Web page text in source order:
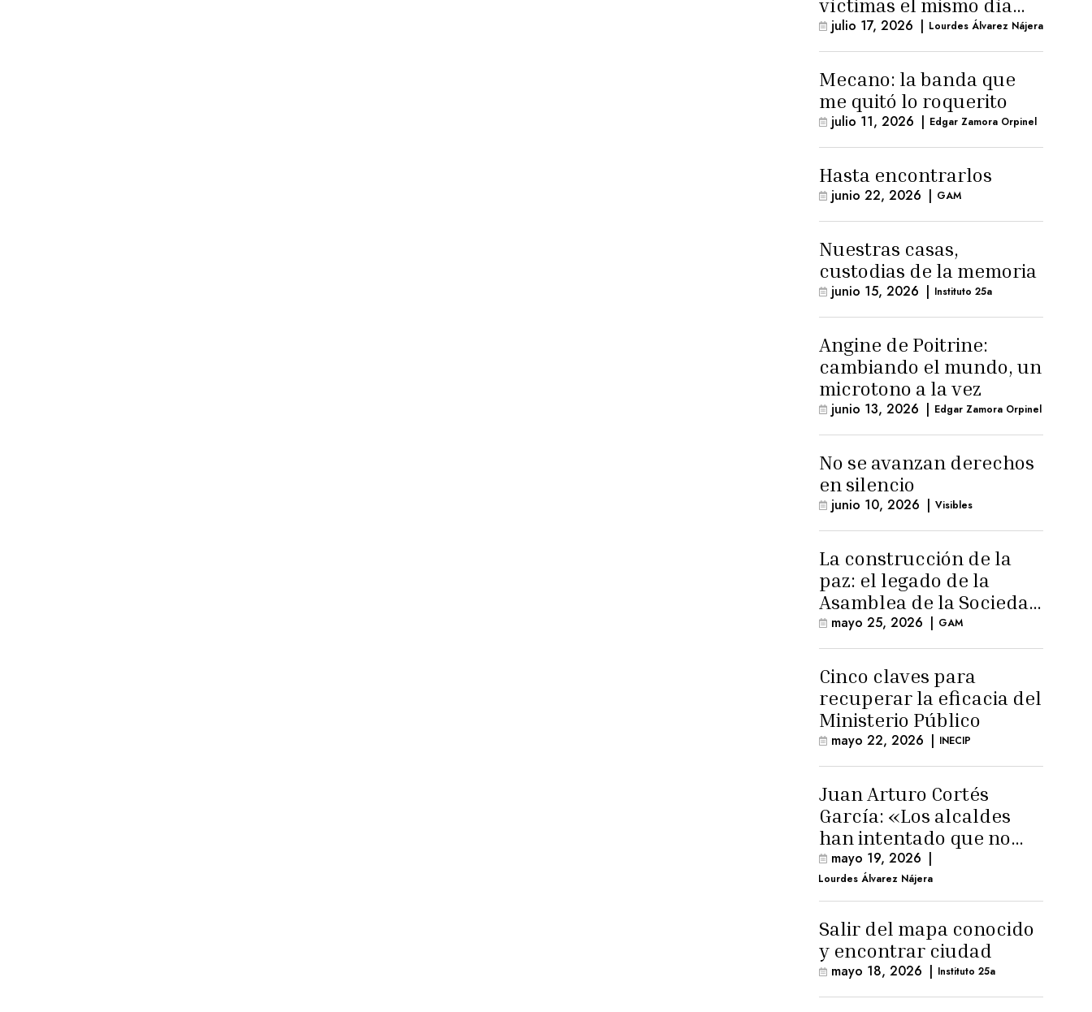
víctimas el mismo día
que Benedicto Lucas
logra arresto
domiciliario
julio 17, 2026 | Lourdes Álvarez Nájera
Mecano: la banda que
me quitó lo roquerito
julio 11, 2026 | Edgar Zamora Orpinel
Hasta encontrarlos
junio 22, 2026 | GAM
Nuestras casas,
custodias de la memoria
junio 15, 2026 | Instituto 25a
Angine de Poitrine:
cambiando el mundo, un
microtono a la vez
junio 13, 2026 | Edgar Zamora Orpinel
No se avanzan derechos
en silencio
junio 10, 2026 | Visibles
La construcción de la
paz: el legado de la
Asamblea de la Sociedad
Civil
mayo 25, 2026 | GAM
Cinco claves para
recuperar la eficacia del
Ministerio Público
mayo 22, 2026 | INECIP
Juan Arturo Cortés
García: «Los alcaldes
han intentado que no
exista el terreno
comunal»
mayo 19, 2026 |
Lourdes Álvarez Nájera
Salir del mapa conocido
y encontrar ciudad
mayo 18, 2026 | Instituto 25a